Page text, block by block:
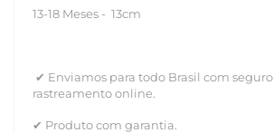
13-18 Meses - 13cm
✔ Enviamos para todo Brasil com
rastreamento online.
✔ Produto com garantia.